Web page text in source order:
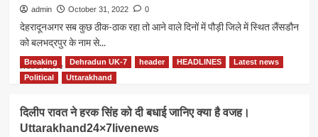
का
देने
में
मिली
बड़ी
अजय<br>Uttarakhand24×7livenews
admin October 31, 2022 0
देहरादूनअगर सब कुछ ठीक-ठाक रहा तो आने वाले दिनों में पौड़ी जिले में स्थित लैंसडौन
को बलभद्रपुर के नाम से...
Read MoreRead
more
विधायक
दिलीप
रावत
Breaking Dehradun UK-7 header HEADLINES
Latest news
Political
Uttarakhand
दिलीप रावत ने हरक सिंह को दी बधाई जानिए क्या है वजह।
Uttarakhand24×7livenews